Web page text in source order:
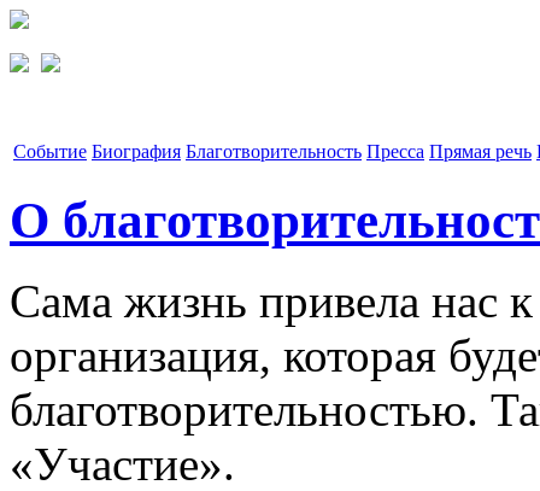
Событие Биография Благотворительность Пресса Прямая речь
О
Сама жизнь привела нас
организация, которая
благотворительностью.
«Участие».